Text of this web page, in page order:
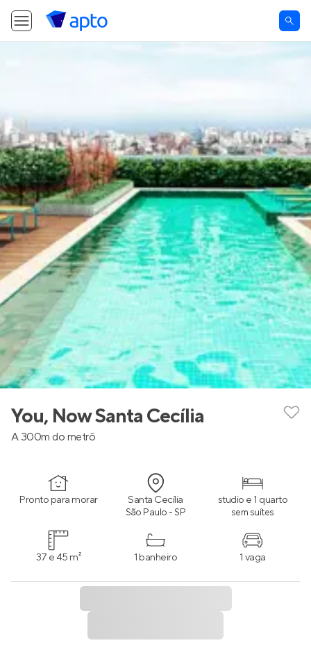
You, Now Santa Cecília
A 300m do metrô
Pronto para morar Santa Cecília
São Paulo - SP
studio e 1 quarto
sem suítes
37 e 45 m² 1 banheiro 1 vaga